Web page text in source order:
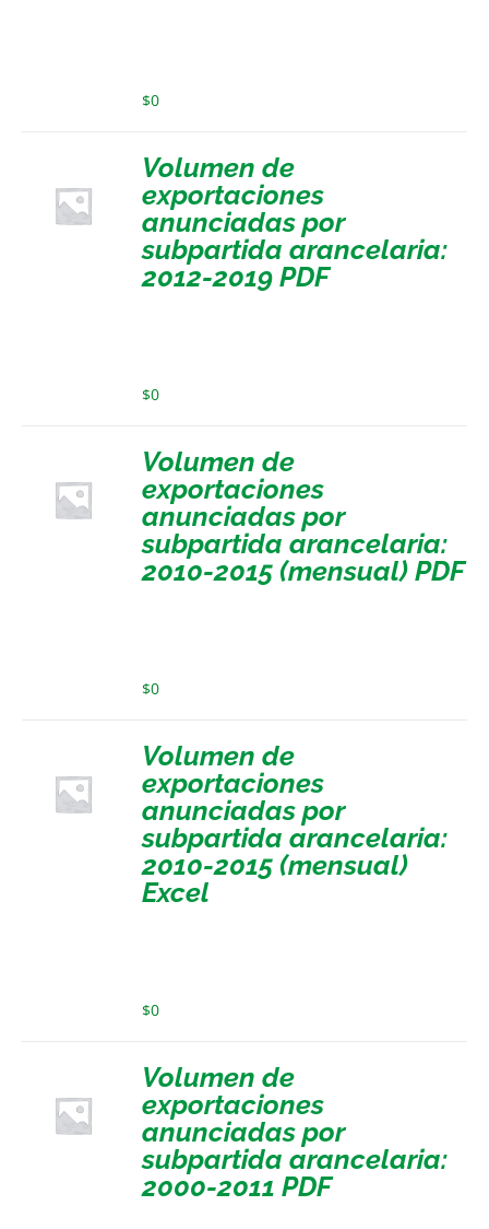
$0
Volumen de
exportaciones
anunciadas por
subpartida arancelaria:
2012-2019 PDF
$0
Volumen de
exportaciones
anunciadas por
subpartida arancelaria:
2010-2015 (mensual) PDF
$0
Volumen de
exportaciones
anunciadas por
subpartida arancelaria:
2010-2015 (mensual)
Excel
$0
Volumen de
exportaciones
anunciadas por
subpartida arancelaria:
2000-2011 PDF